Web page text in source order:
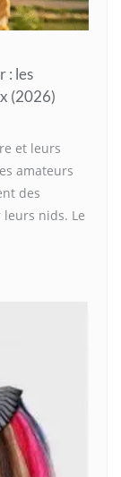
: les
(2026)
et leurs
amateurs
des
nids. Le